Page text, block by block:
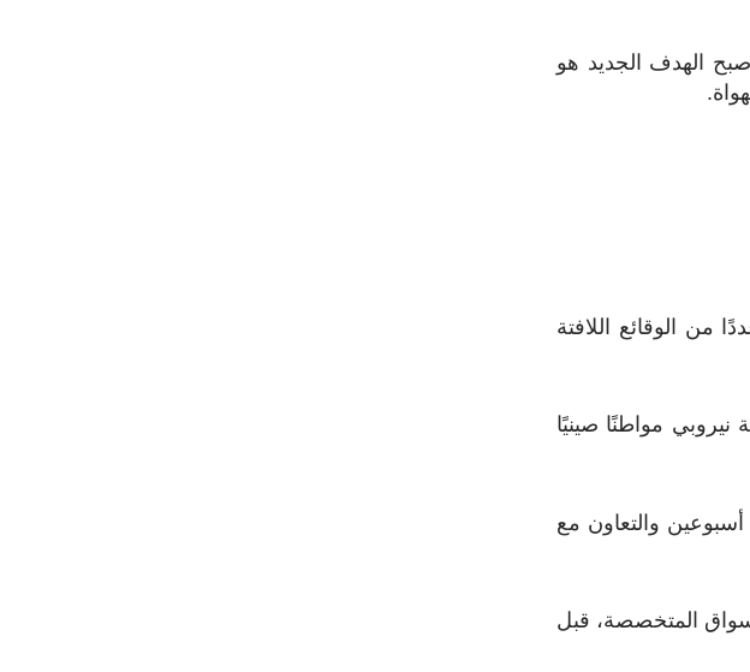
الهدف الجديد هو
من الوقائع اللافتة
مواطنًا صينيًا
والتعاون مع
يصل سعر الواحدة منها إلى نحو 220 دولارًا في الأسواق المتخصصة، قبل